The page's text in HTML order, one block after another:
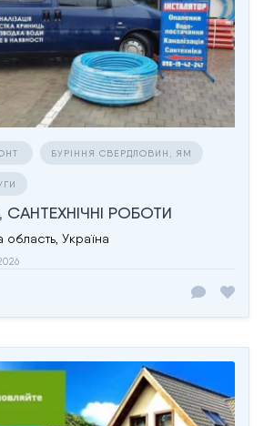
БУРІННЯ СВЕРДЛОВИН, ЯМ
РОБОТИ
область, Україна